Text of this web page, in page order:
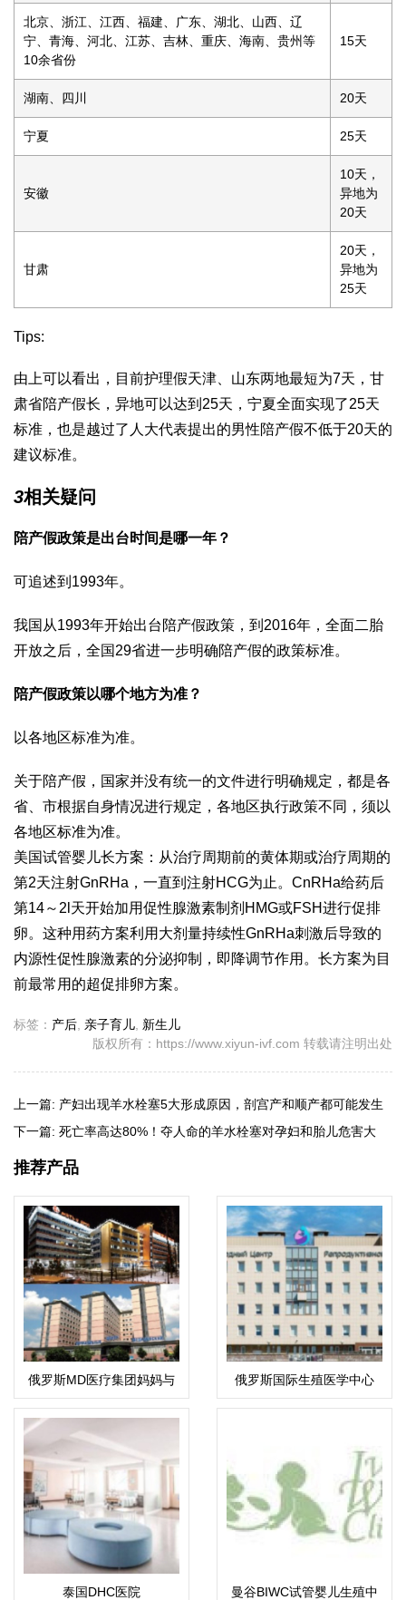
北京、浙江、江西、福建、广东、湖北、山西、辽
宁、青海、河北、江苏、吉林、重庆、海南、贵州等
10余省份
15天
湖南、四川 20天
宁夏 25天
安徽
10天，
异地为
20天
甘肃
20天，
异地为
25天
Tips:
由上可以看出，目前护理假天津、山东两地最短为7天，甘
肃省陪产假长，异地可以达到25天，宁夏全面实现了25天
标准，也是越过了人大代表提出的男性陪产假不低于20天的
建议标准。
3相关疑问
陪产假政策是出台时间是哪一年？
可追述到1993年。
我国从1993年开始出台陪产假政策，到2016年，全面二胎
开放之后，全国29省进一步明确陪产假的政策标准。
陪产假政策以哪个地方为准？
以各地区标准为准。
关于陪产假，国家并没有统一的文件进行明确规定，都是各
省、市根据自身情况进行规定，各地区执行政策不同，须以
各地区标准为准。
美国试管婴儿长方案：从治疗周期前的黄体期或治疗周期的
第2天注射GnRHa，一直到注射HCG为止。CnRHa给药后
第14～2l天开始加用促性腺激素制剂HMG或FSH进行促排
卵。这种用药方案利用大剂量持续性GnRHa刺激后导致的
内源性促性腺激素的分泌抑制，即降调节作用。长方案为目
前最常用的超促排卵方案。
标签： 产后 亲子育儿 新生儿
版权所有：https://www.xiyun-ivf.com 转载请注明出处
上一篇: 产妇出现羊水栓塞5大形成原因，剖宫产和顺产都可能发生
下一篇: 死亡率高达80%！夺人命的羊水栓塞对孕妇和胎儿危害大
推荐产品
俄罗斯MD医疗集团妈妈与
孩子
俄罗斯国际生殖医学中心
(ICRM)
泰国DHC医院
曼谷BIWC试管婴儿生殖中